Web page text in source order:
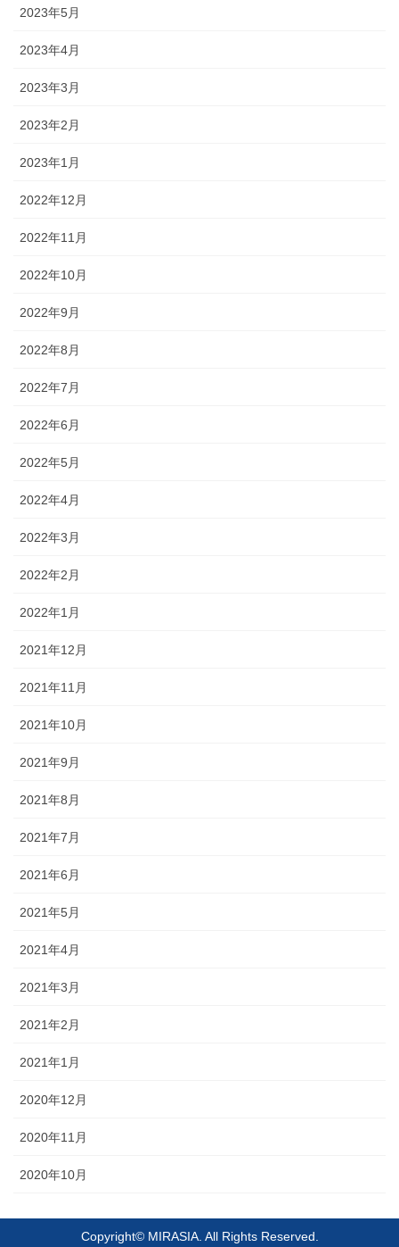
2023年5月
2023年4月
2023年3月
2023年2月
2023年1月
2022年12月
2022年11月
2022年10月
2022年9月
2022年8月
2022年7月
2022年6月
2022年5月
2022年4月
2022年3月
2022年2月
2022年1月
2021年12月
2021年11月
2021年10月
2021年9月
2021年8月
2021年7月
2021年6月
2021年5月
2021年4月
2021年3月
2021年2月
2021年1月
2020年12月
2020年11月
2020年10月
Copyright© MIRASIA. All Rights Reserved.